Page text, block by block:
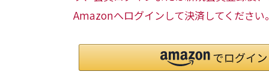
Amazonへログインして決済してください。